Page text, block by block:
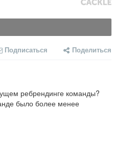
Подписаться Поделиться
ребрендинге команды?
было более менее